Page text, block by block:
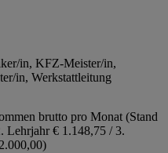
in, KFZ-Meister/in,
in, Werkstattleitung
brutto pro Monat (Stand
Lehrjahr € 1.148,75 / 3.